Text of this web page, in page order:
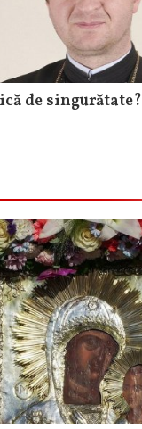
de singurătate?